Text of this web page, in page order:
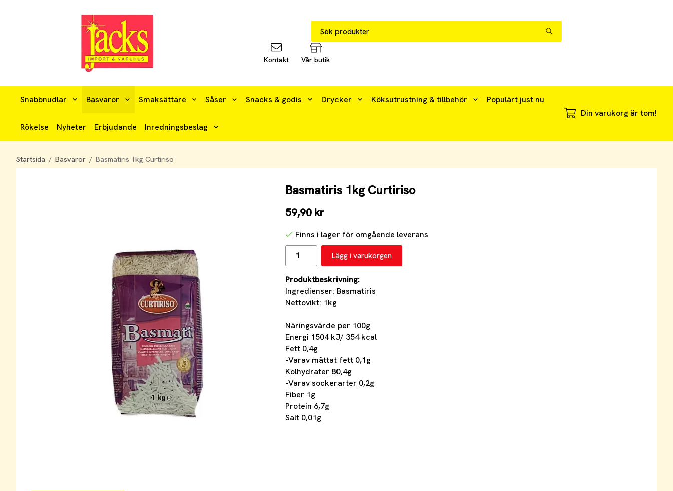
Kontakt Vår butik
Snabbnudlar Basvaror Smaksättare Såser Snacks & godis Drycker Köksutrustning & tillbehör Populärt just nu
Rökelse Nyheter Erbjudande Inredningsbeslag
Din varukorg är tom!
Startsida / Basvaror / Basmatiris 1kg Curtiriso
Basmatiris 1kg Curtiriso
59,90 kr
Finns i lager för omgående leverans
Lägg i varukorgen
Produktbeskrivning:
Ingredienser: Basmatiris
Nettovikt: 1kg
Näringsvärde per 100g
Energi 1504 kJ/ 354 kcal
Fett 0,4g
-Varav mättat fett 0,1g
Kolhydrater 80,4g
-Varav sockerarter 0,2g
Fiber 1g
Protein 6,7g
Salt 0,01g